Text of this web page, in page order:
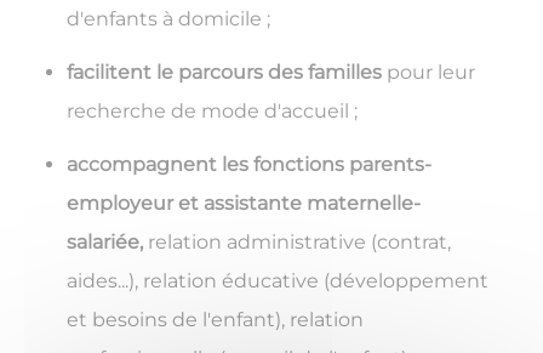
d'enfants à domicile ;
facilitent le parcours des familles pour leur
recherche de mode d'accueil ;
accompagnent les fonctions parents-
employeur et assistante maternelle-
salariée, relation administrative (contrat,
aides...), relation éducative (développement
et besoins de l'enfant), relation